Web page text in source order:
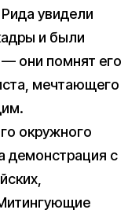
увидели
и были
они помнят его
мечтающего
окружного
демонстрация с